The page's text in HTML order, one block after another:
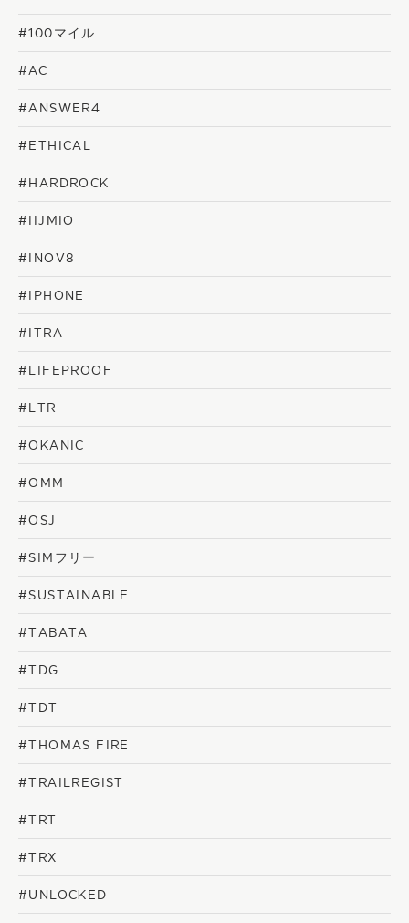
#100マイル
#AC
#ANSWER4
#ETHICAL
#HARDROCK
#IIJMIO
#INOV8
#IPHONE
#ITRA
#LIFEPROOF
#LTR
#OKANIC
#OMM
#OSJ
#SIMフリー
#SUSTAINABLE
#TABATA
#TDG
#TDT
#THOMAS FIRE
#TRAILREGIST
#TRT
#TRX
#UNLOCKED